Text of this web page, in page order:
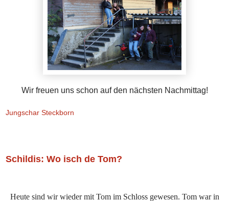
Wir freuen uns schon auf den nächsten Nachmittag!
Jungschar Steckborn
Schildis: Wo isch de Tom?
Heute sind wir wieder mit Tom im Schloss gewesen. Tom war in